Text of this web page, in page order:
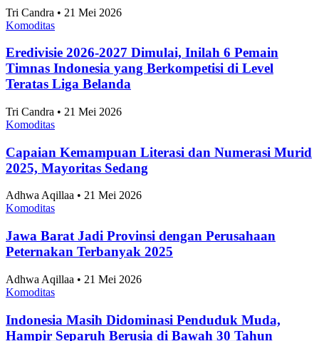
Adhwa Aqillaa • 21 Mei 2026
Komoditas
Skor 3-1 Hasil Pertandingan Persija vs Arema FC di
Piala Presiden 2026, Victory Bikin Macan
Kemayoran Raih Podium Ketiga
Tri Candra • 21 Mei 2026
Komoditas
Klasemen Akhir Grup A ASEAN Championship
2026, Vietnam dan Singapura Finis di Atas
Indonesia
Komoditas
Skor 2-1 Hasil Pertandingan Persib vs Persija di
Piala Presiden 2026, Maung Perpanjang Dominasi
dan Melangkah Ke Final
Tri Candra • 21 Mei 2026